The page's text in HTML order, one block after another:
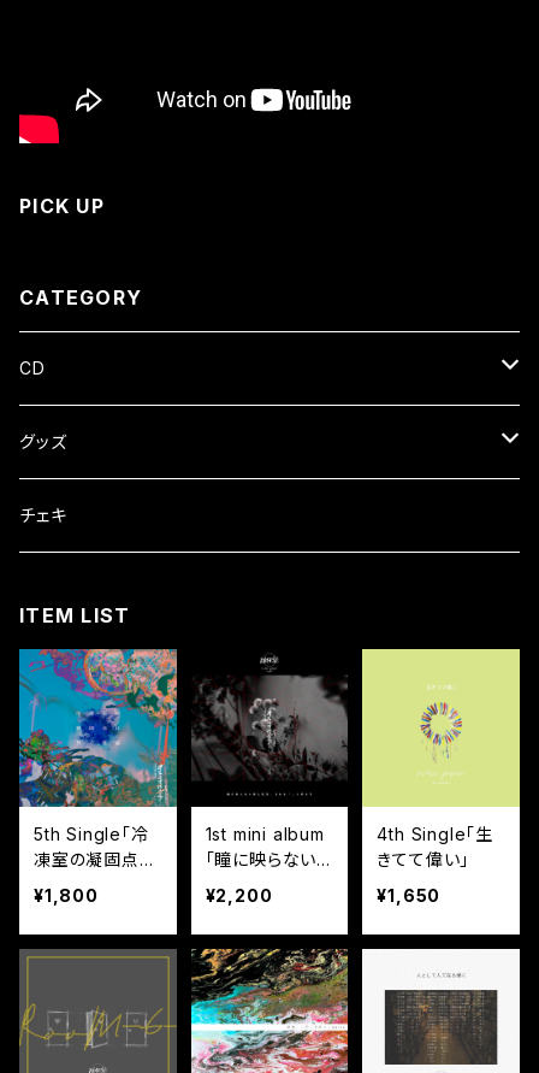
PICK UP
CATEGORY
CD
Single
Album
グッズ
Apparl
0.000℃ Tour
Birthday
チェキ
ITEM LIST
5th Single「冷
凍室の凝固点は
繋ぐ体温」【通販
限定特典付】
¥1,800
1st mini album
「瞳に映らない
形と性質、それ
を｢｣と呼んで」
¥2,200
4th Single「生
きてて偉い」
¥1,650